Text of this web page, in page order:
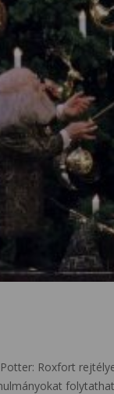
Roxfort